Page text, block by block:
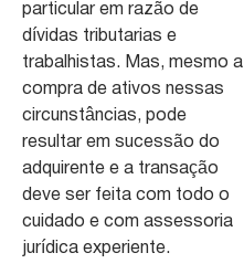
particular em razão de
dívidas tributarias e
trabalhistas. Mas, mesmo a
compra de ativos nessas
circunstâncias, pode
resultar em sucessão do
adquirente e a transação
deve ser feita com todo o
cuidado e com assessoria
jurídica experiente.